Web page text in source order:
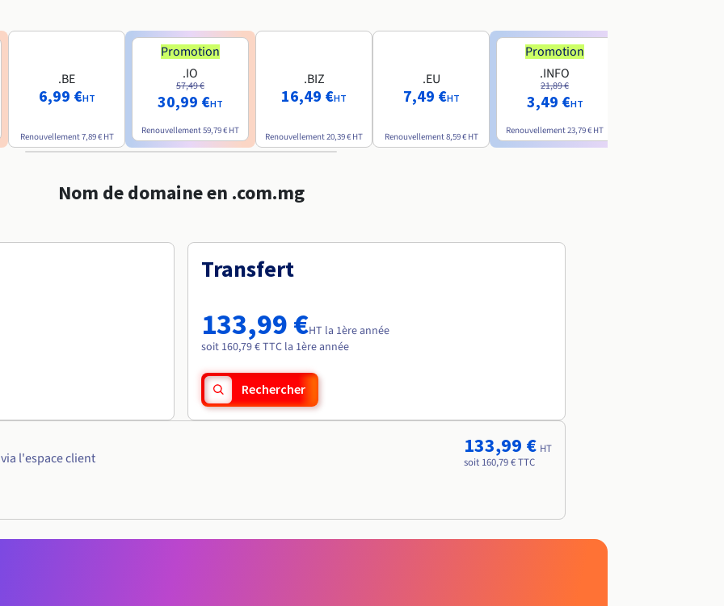
.BE
6,99 €HT
Renouvellement7,89 € HT
Promotion
.IO
57,49 €
30,99 €HT
Renouvellement59,79 € HT
.BIZ
16,49 €HT
Renouvellement20,39 € HT
.EU
7,49 €HT
Renouvellement8,59 € HT
Promotion
.INFO
21,89 €
3,49 €HT
Renouvellement23,79 € HT
Nom de domaine en .com.mg
Transfert
133,99 €HT la 1ère année
soit 160,79 € TTC la 1ère année
Rechercher
l'espace client
133,99 € HT
soit 160,79 € TTC